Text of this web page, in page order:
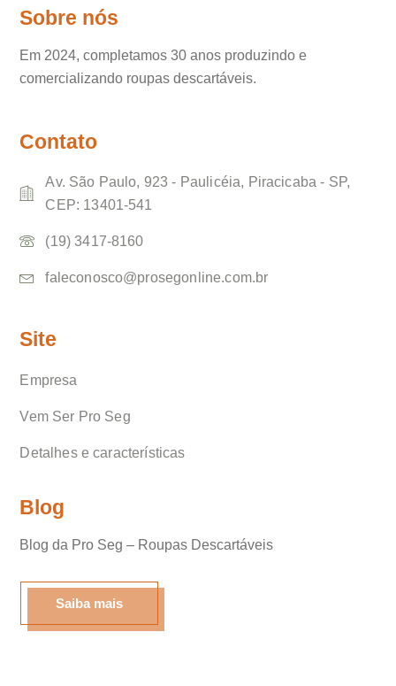
Sobre nós
Em 2024, completamos 30 anos produzindo e
comercializando roupas descartáveis.
Contato
Av. São Paulo, 923 - Paulicéia, Piracicaba - SP,
CEP: 13401-541
(19) 3417-8160
faleconosco@prosegonline.com.br
Site
Empresa
Vem Ser Pro Seg
Detalhes e características
Blog
Blog da Pro Seg – Roupas Descartáveis
Saiba mais
Olá, insira seus dados para continuar.